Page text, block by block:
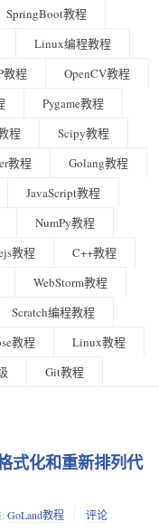
SpringBoot教程
Linux编程教程
教程
OpenCV教程
Pygame教程
程
Scipy教程
教程
Golang教程
JavaScript教程
NumPy教程
教程
C++教程
WebStorm教程
Scratch编程教程
教程
Linux教程
Git教程
式化和重新排列代
GoLand教程 评论